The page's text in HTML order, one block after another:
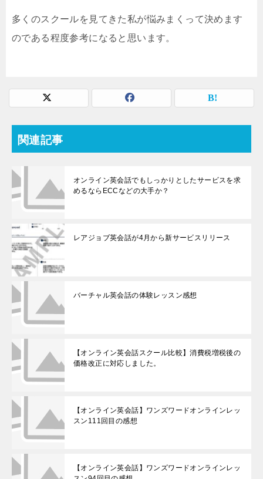
多くのスクールを見てきた私が悩みまくって決めます
のである程度参考になると思います。
関連記事
オンライン英会話でもしっかりとしたサービスを求
めるならECCなどの大手か？
レアジョブ英会話が4月から新サービスリリース
バーチャル英会話の体験レッスン感想
【オンライン英会話スクール比較】消費税増税後の
価格改正に対応しました。
【オンライン英会話】ワンズワードオンラインレッ
スン111回目の感想
【オンライン英会話】ワンズワードオンラインレッ